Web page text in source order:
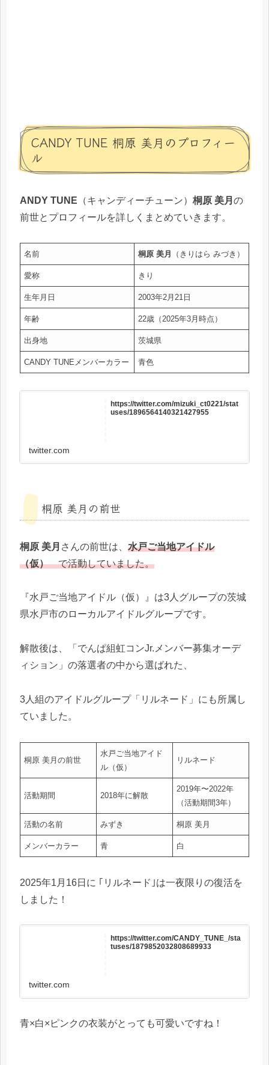
CANDY TUNE 桐原 美月のプロフィー
ル
ANDY TUNE （キャンディーチューン） 桐原 美月 の
前世とプロフィールを詳しくまとめていきます。
名前 桐原 美月 （きりはら みづき）
愛称 きり
生年月日 2003年2月21日
年齢 22歳（2025年3月時点）
出身地 茨城県
CANDY TUNEメンバーカラー 青色
https://twitter.com/mizuki_ct0221/stat
uses/1896564140321427955
twitter.com
桐原 美月の前世
桐原 美月 さんの前世は、 水戸ご当地アイドル
（仮）で活動していました。
『水戸ご当地アイドル（仮）』は3人グループの茨城
県水戸市のローカルアイドルグループです。
解散後は、「でんぱ組虹コンJr.メンバー募集オーデ
ィション」の落選者の中から選ばれた、
3人組のアイドルグループ「リルネード」にも所属し
ていました。
桐原 美月の前世
水戸ご当地アイド
ル（仮）
リルネード
活動期間 2018年に解散
2019年〜2022年
（活動期間3年）
活動の名前 みずき 桐原 美月
メンバーカラー 青 白
2025年1月16日に ｢リルネード｣は一夜限りの復活を
しました！
https://twitter.com/CANDY_TUNE_/sta
tuses/1879852032808689933
twitter.com
青×白×ピンクの衣装がとっても可愛いですね！